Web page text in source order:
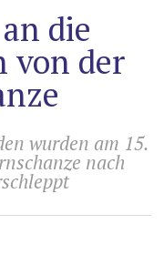
die
von der
wurden am 15.
nach